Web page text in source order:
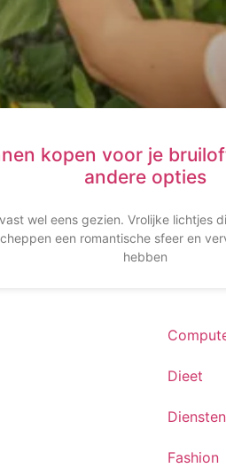
kopen voor je
andere opties
wel eens gezien. Vrolijke lichtjes
een romantische sfeer en
hebben
Dieet
Diensten
Fashion